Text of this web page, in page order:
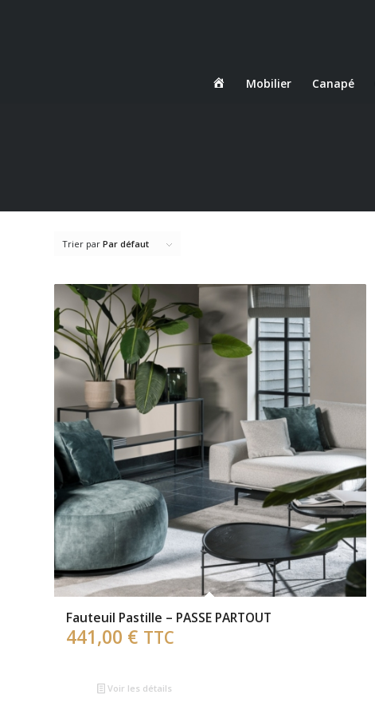
DanjouMobilier Canapé
Trier par Par défaut
Fauteuil Pastille – PASSE PARTOUT
441,00 € TTC
Voir les détails